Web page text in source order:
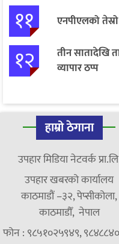
११ एनपीएलको
१२
तीन सातादेखि
व्यापार ठप्प
हाम्रो ठेगाना
उपहार मिडिया नेटवर्क
उपहार खबरको कार्यालय
काठमाडौं –३२, पेप्सीकोला,
काठमाडौँ, नेपाल
फोन : ९८५१०२५९४९,